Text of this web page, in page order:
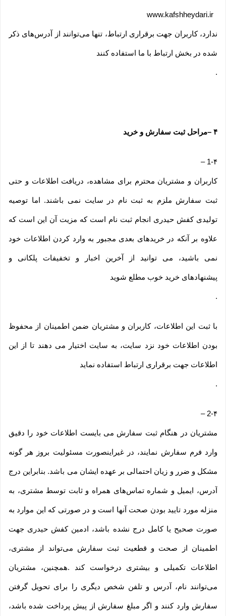
www.kafshheydari.ir
ندارد، کاربران جهت برقراری ارتباط، تنها می‏‌توانند از آدرس‌‏های ذکر
شده در بخش ارتباط با ما استفاده کنند
.
۴ –مراحل ثبت سفارش و خرید
1-۴ –
کاربران و مشتریان محترم برای مشاهده، دریافت اطلاعات و حتی
ثبت سفارش ملزم به ثبت نام در سایت نمی باشند. اما توصیه
تولیدی کفش حیدری انجام ثبت نام است که مزیت آن این است که
علاوه بر آنکه در خریدهای بعدی مجبور به وارد کردن اطلاعات خود
نمی باشید، می توانید از آخرین اخبار و تخفیفات پلکانی و
پیشنهادهای خرید خوب مطلع شوید
.
با ثبت این اطلاعات، کاربران و مشتریان ضمن اطمینان از محفوظ
بودن اطلاعات خود نزد سایت، به سایت اختیار می دهند تا از این
اطلاعات جهت برقراری ارتباط استفاده نماید
.
2-۴ –
مشتریان در هنگام ثبت سفارش می بایست اطلاعات خود را دقیق
وارد فرم سفارش نمایند، در غیراینصورت مسئولیت بروز هر گونه
مشکل و ضرر و زیان احتمالی بر عهده ایشان می باشد. بنابراین درج
آدرس، ایمیل و شماره تماس‌های همراه و ثابت توسط مشتری، به
منزله مورد تایید بودن صحت آنها است و در صورتی که این موارد به
صورت صحیح یا کامل درج نشده باشد، ادمین کفش حیدری جهت
اطمینان از صحت و قطعیت ثبت سفارش می‌تواند از مشتری،
اطلاعات تکمیلی و بیشتری درخواست کند .همچنین، مشتریان
می‌توانند نام، آدرس و تلفن شخص دیگری را برای تحویل گرفتن
سفارش وارد کنند و اگر مبلغ سفارش از پیش پرداخت شده باشد،